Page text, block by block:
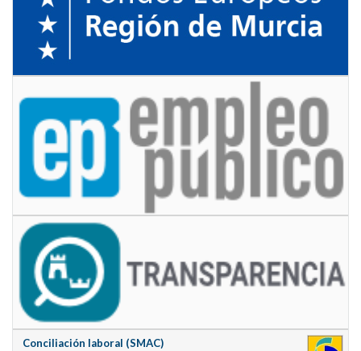
Conciliación laboral (SMAC)